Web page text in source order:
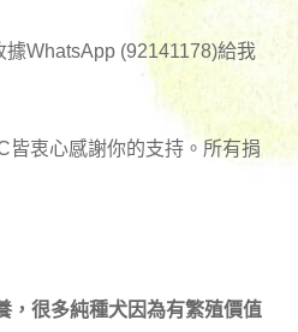
WhatsApp (92141178)給我
皆衷心感謝你的支持。所有捐
，很多純種犬因為有繁殖價值